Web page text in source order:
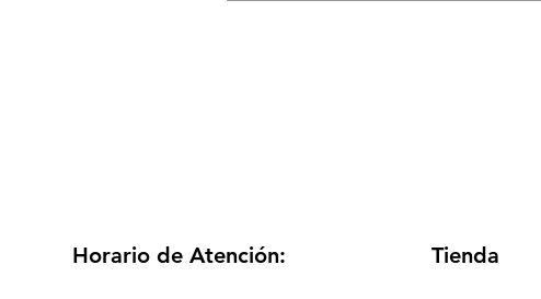
Horario de Atención: Tienda